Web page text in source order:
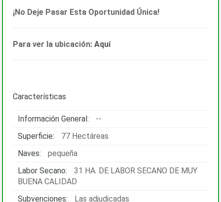
¡No Deje Pasar Esta Oportunidad Única!
Para ver la ubicación: Aquí
Características
Información General:
--
Superficie:
77 Hectáreas
Naves:
pequeña
Labor Secano:
31 HA. DE LABOR SECANO DE MUY
BUENA CALIDAD
Subvenciones:
Las adjudicadas